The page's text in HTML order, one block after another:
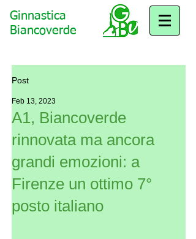
Ginnastica
Biancoverde
Post
A1, Biancoverde
rinnovata ma ancora
grandi emozioni: a
Firenze un ottimo 7°
posto italiano
Feb 13, 2023